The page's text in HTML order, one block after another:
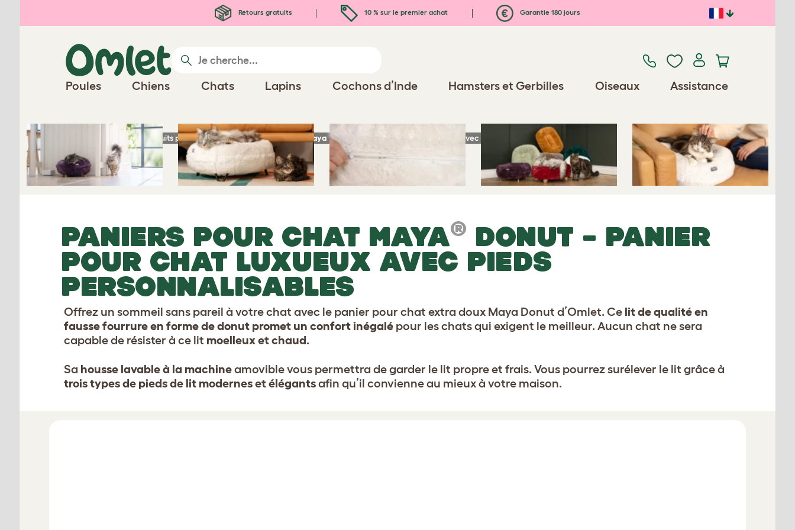
Retours gratuits 10 % sur le premier achat Garantie 180 jours
Poules Chiens Chats Lapins Cochons d’Inde Hamsters et Gerbilles Oiseaux Assistance
Produits pour chats Paniers pour chatMaya®Donut – Panier pour chat luxueux avec pieds personnalisables
Previous Next
PANIERS POUR CHAT MAYA® DONUT – PANIER
POUR CHAT LUXUEUX AVEC PIEDS
PERSONNALISABLES
Offrez un sommeil sans pareil à votre chat avec le panier pour chat extra doux Maya Donut d’Omlet. Ce lit de qualité en
fausse fourrure en forme de donut promet un confort inégalé pour les chats qui exigent le meilleur. Aucun chat ne sera
capable de résister à ce lit moelleux et chaud.
Sa housse lavable à la machineamovible vous permettra de garder le lit propre et frais. Vous pourrez surélever le lit grâce à
trois types de pieds de lit modernes et élégantsafin qu’il convienne au mieux à votre maison.